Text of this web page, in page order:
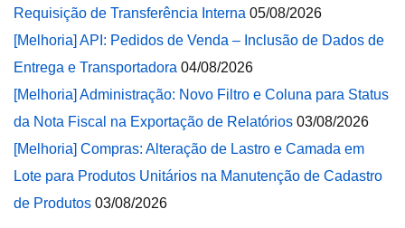
Requisição de Transferência Interna 05/08/2026
[Melhoria] API: Pedidos de Venda – Inclusão de Dados de
Entrega e Transportadora 04/08/2026
[Melhoria] Administração: Novo Filtro e Coluna para Status
da Nota Fiscal na Exportação de Relatórios 03/08/2026
[Melhoria] Compras: Alteração de Lastro e Camada em
Lote para Produtos Unitários na Manutenção de Cadastro
de Produtos 03/08/2026